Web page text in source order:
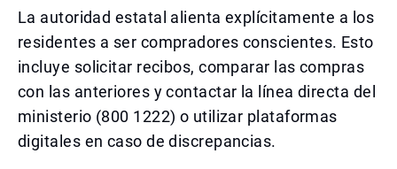
La autoridad estatal alienta explícitamente a los
residentes a ser compradores conscientes. Esto
incluye solicitar recibos, comparar las compras
con las anteriores y contactar la línea directa del
ministerio (800 1222) o utilizar plataformas
digitales en caso de discrepancias.